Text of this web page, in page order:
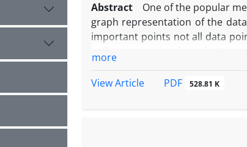
Abstract
One of the popular
graph representation of the
important points not all data
G
similarity matrix. We propose
more
View Article
PDF 528.81 K